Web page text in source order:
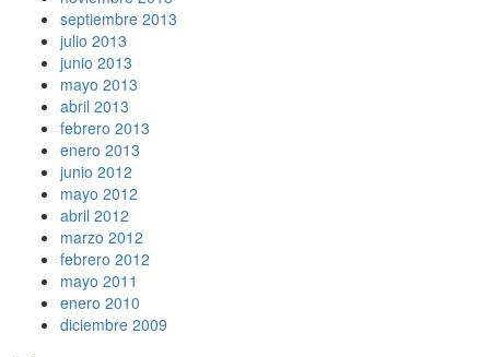
septiembre 2013
julio 2013
junio 2013
mayo 2013
abril 2013
febrero 2013
enero 2013
junio 2012
mayo 2012
abril 2012
marzo 2012
febrero 2012
mayo 2011
enero 2010
diciembre 2009